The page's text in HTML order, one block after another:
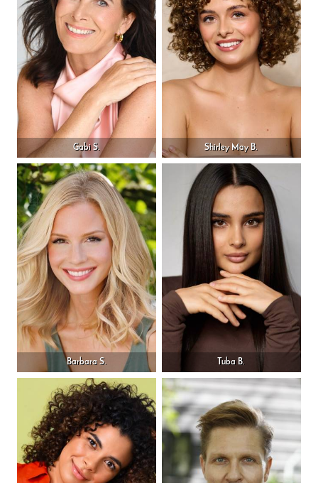
Gabi S. Shirley May B.
Barbara S. Tuba B.